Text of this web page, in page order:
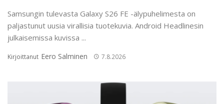
Samsungin tulevasta Galaxy S26 FE -älypuhelimesta on
paljastunut uusia virallisia tuotekuvia. Android Headlinesin
julkaisemissa kuvissa ...
Kirjoittanut Eero Salminen 7.8.2026